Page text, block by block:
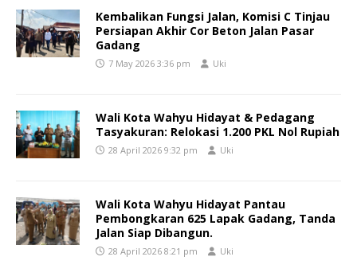
Kembalikan Fungsi Jalan, Komisi C Tinjau
Persiapan Akhir Cor Beton Jalan Pasar
Gadang
7 May 2026 3:36 pm Uki
Wali Kota Wahyu Hidayat & Pedagang
Tasyakuran: Relokasi 1.200 PKL Nol Rupiah
28 April 2026 9:32 pm Uki
Wali Kota Wahyu Hidayat Pantau
Pembongkaran 625 Lapak Gadang, Tanda
Jalan Siap Dibangun.
28 April 2026 8:21 pm Uki